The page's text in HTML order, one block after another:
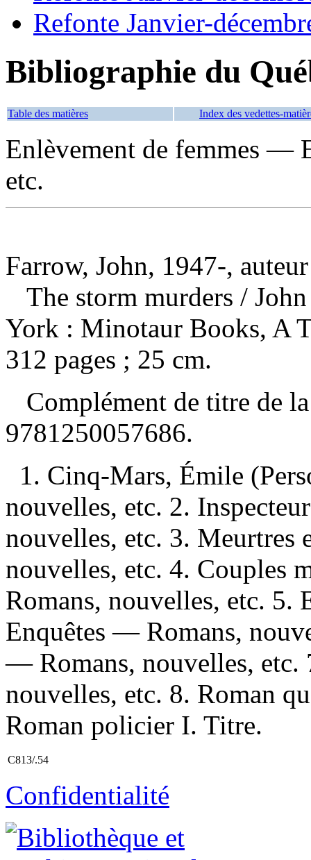
Refonte Janvier-
Bibliographie du
Table des matières Index des vedettes-
Enlèvement de femmes —
etc.
Farrow, John, 1947-, auteur
The storm murders /
York : Minotaur Books, A
312 pages ; 25 cm.
Complément de titre de
9781250057686.
1. Cinq-Mars, Émile
nouvelles, etc. 2.
nouvelles, etc. 3.
nouvelles, etc. 4.
Romans, nouvelles, etc.
Enquêtes — Romans,
— Romans, nouvelles,
nouvelles, etc. 8. Roman
Roman policier I. Titre.
C813/.54
Confidentialité